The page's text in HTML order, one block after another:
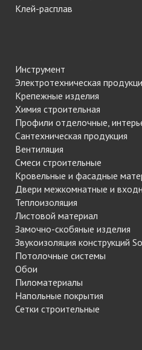
Клей-расплав
Инструмент
Электротехническая
Крепежные изделия
Химия строительная
Профили отделочные,
Сантехническая продукция
Вентиляция
Смеси строительные
Кровельные и фасадные
Двери межкомнатные и
Теплоизоляция
Листовой материал
Замочно-скобяные изделия
Звукоизоляция конструкций
Потолочные системы
Обои
Пиломатериалы
Напольные покрытия
Сетки строительные